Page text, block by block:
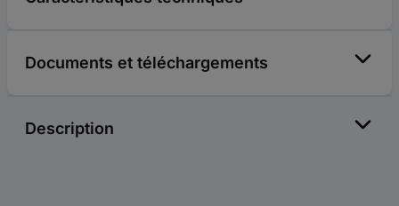
Documents et téléchargements
Description